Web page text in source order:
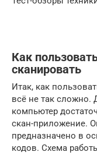
Как
сканировать
Итак, как
всё не так сложно.
компьютер
скан-приложение.
предназначено в
кодов. Схема